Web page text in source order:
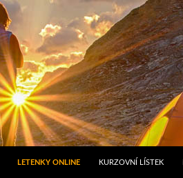
LETENKY ONLINE KURZOVNÍ LÍSTEK